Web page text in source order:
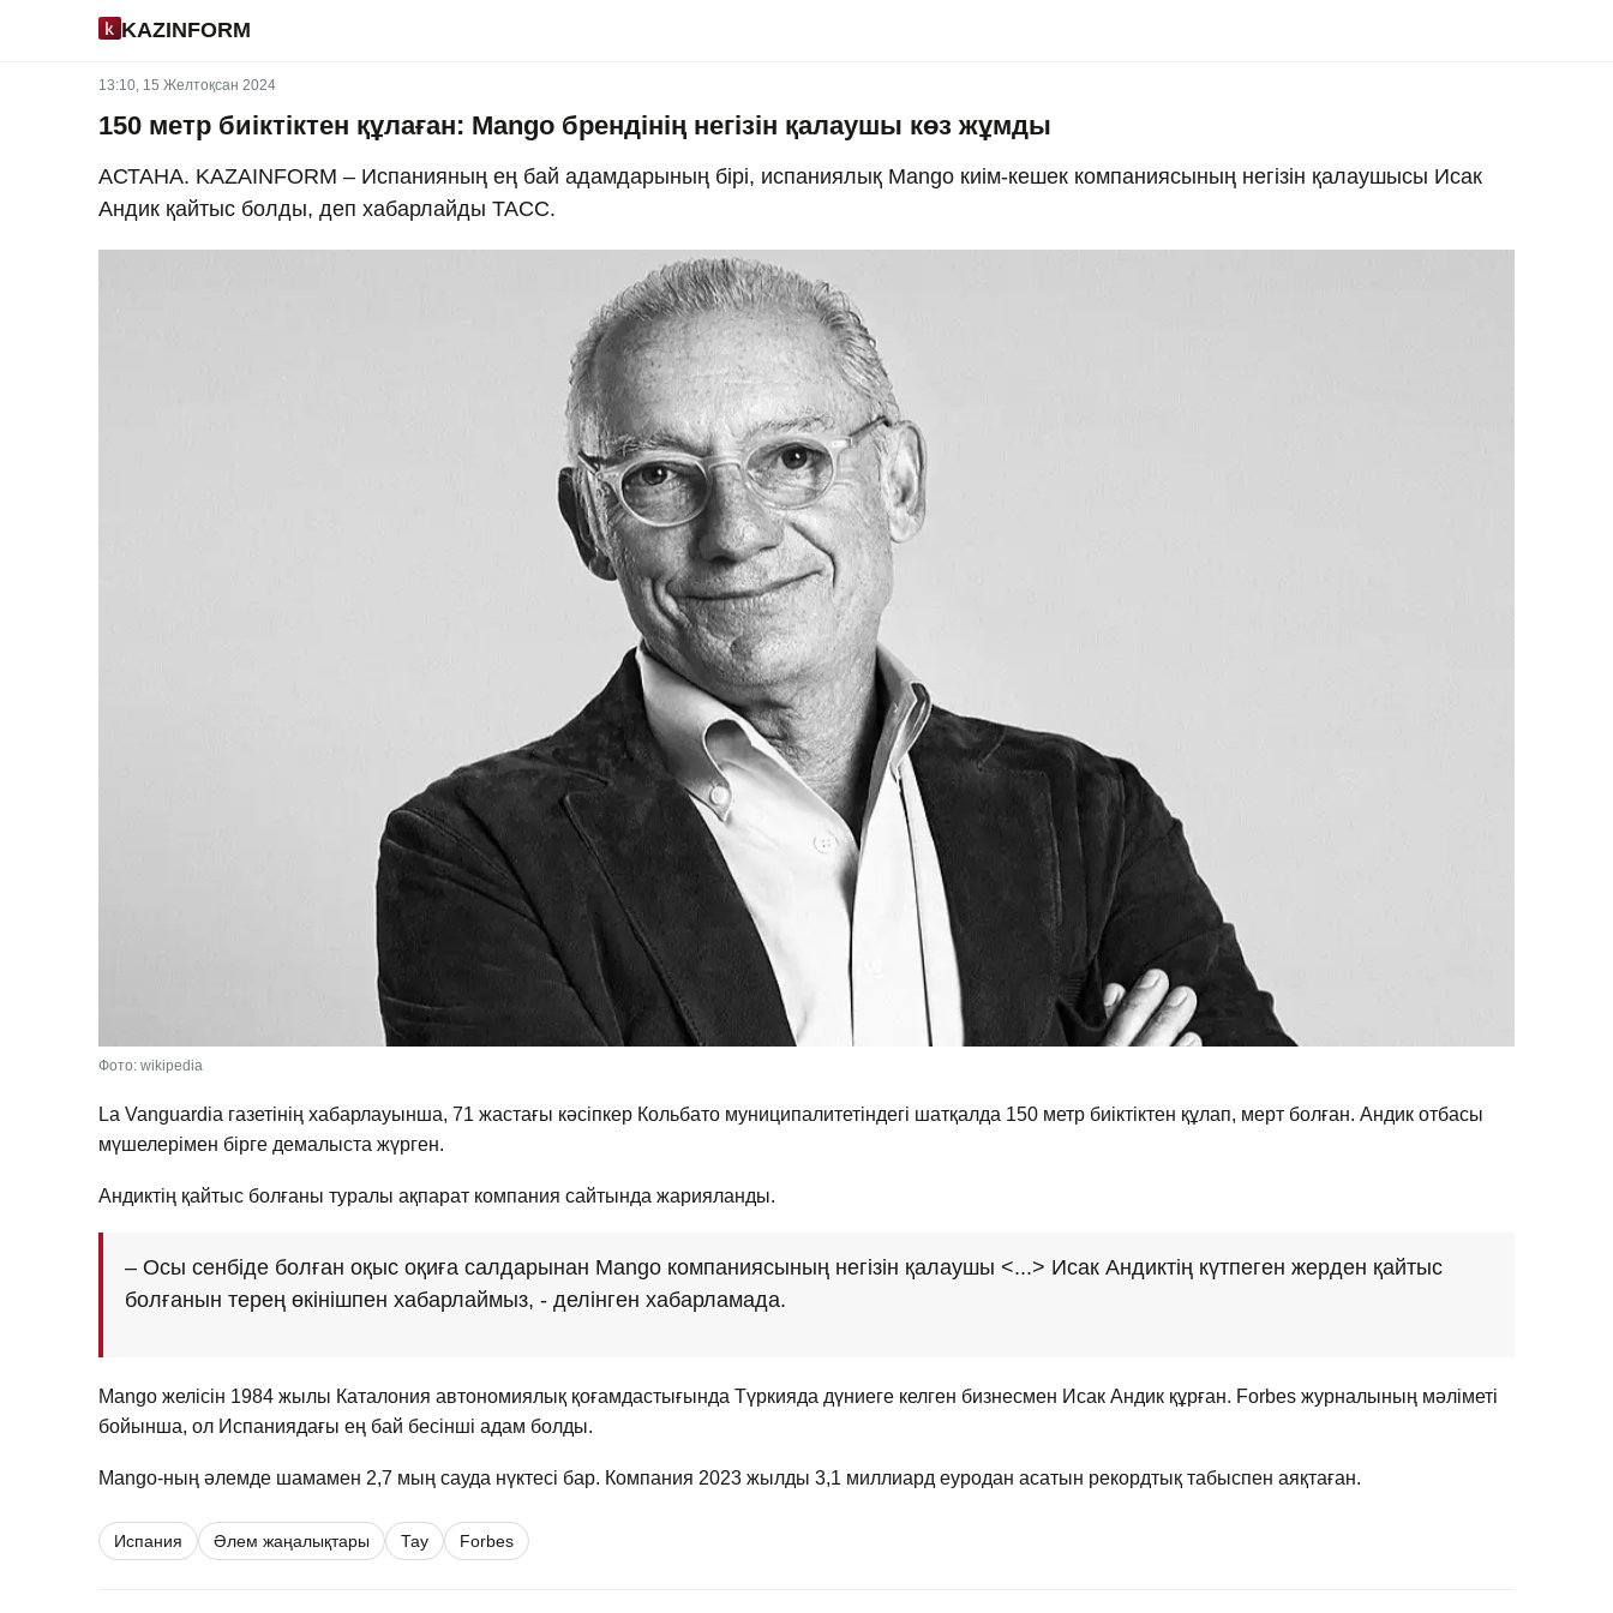
KAZINFORM
13:10, 15 Желтоқсан 2024
150 метр биіктіктен құлаған: Mango брендінің негізін қалаушы көз жұмды
АСТАНА. KAZAINFORM – Испанияның ең бай адамдарының бірі, испаниялық Mango киім-кешек компаниясының негізін қалаушысы Исак
Андик қайтыс болды, деп хабарлайды ТАСС.
Фото: wikipedia
La Vanguardia газетінің хабарлауынша, 71 жастағы кәсіпкер Кольбато муниципалитетіндегі шатқалда 150 метр биіктіктен құлап, мерт болған. Андик отбасы
мүшелерімен бірге демалыста жүрген.
Андиктің қайтыс болғаны туралы ақпарат компания сайтында жарияланды.
– Осы сенбіде болған оқыс оқиға салдарынан Mango компаниясының негізін қалаушы <...> Исак Андиктің күтпеген жерден қайтыс
болғанын терең өкінішпен хабарлаймыз, - делінген хабарламада.
Mango желісін 1984 жылы Каталония автономиялық қоғамдастығында Түркияда дүниеге келген бизнесмен Исак Андик құрған. Forbes журналының мәліметі
бойынша, ол Испаниядағы ең бай бесінші адам болды.
Mango-ның әлемде шамамен 2,7 мың сауда нүктесі бар. Компания 2023 жылды 3,1 миллиард еуродан асатын рекордтық табыспен аяқтаған.
Испания Әлем жаңалықтары Тау Forbes